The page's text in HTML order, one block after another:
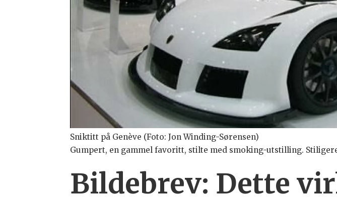
Sniktitt på Genève (Foto: Jon Winding-Sørensen)
Gumpert, en gammel favoritt, stilte med smoking-utstilling.
Bildebrev: Dette